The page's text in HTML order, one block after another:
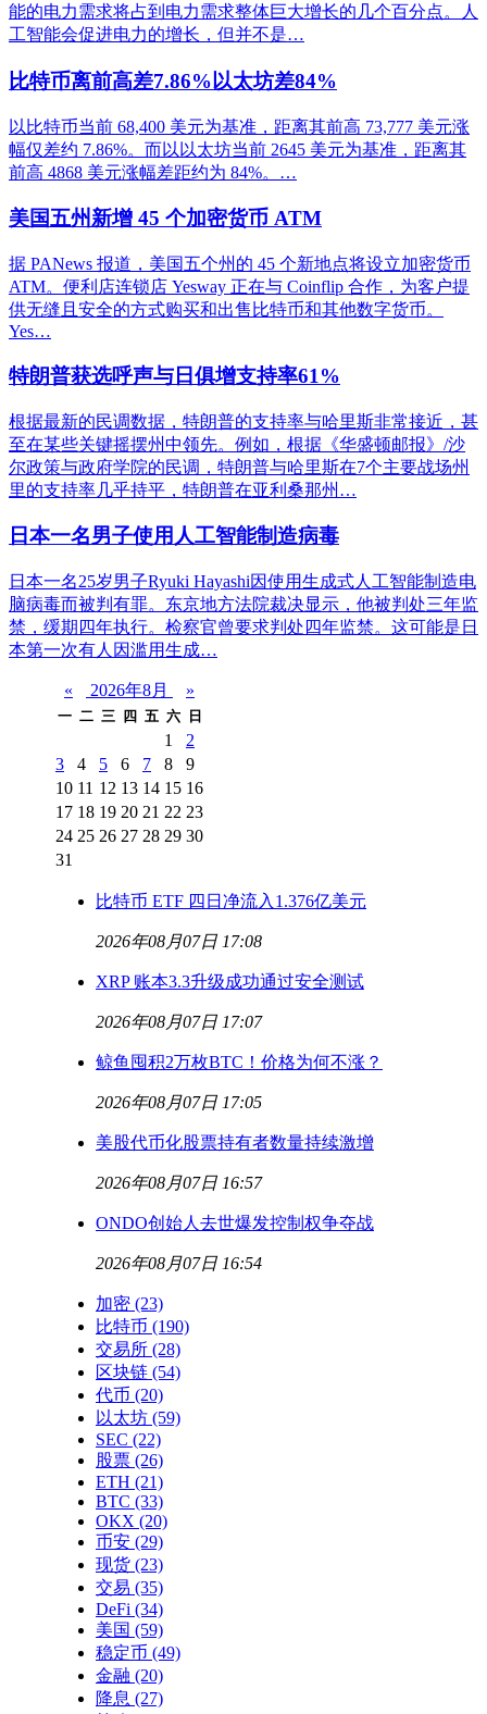
能的电力需求将占到电力需求整体巨大增长的几个百分点。人
工智能会促进电力的增长，但并不是…
比特币离前高差7.86%以太坊差84%
以比特币当前 68,400 美元为基准，距离其前高 73,777 美元涨
幅仅差约 7.86%。而以以太坊当前 2645 美元为基准，距离其
前高 4868 美元涨幅差距约为 84%。…
美国五州新增 45 个加密货币 ATM
据 PANews 报道，美国五个州的 45 个新地点将设立加密货币
ATM。便利店连锁店 Yesway 正在与 Coinflip 合作，为客户提
供无缝且安全的方式购买和出售比特币和其他数字货币。
Yes…
特朗普获选呼声与日俱增支持率61%
根据最新的民调数据，特朗普的支持率与哈里斯非常接近，甚
至在某些关键摇摆州中领先。例如，根据《华盛顿邮报》/沙
尔政策与政府学院的民调，特朗普与哈里斯在7个主要战场州
里的支持率几乎持平，特朗普在亚利桑那州…
日本一名男子使用人工智能制造病毒
日本一名25岁男子Ryuki Hayashi因使用生成式人工智能制造电
脑病毒而被判有罪。东京地方法院裁决显示，他被判处三年监
禁，缓期四年执行。检察官曾要求判处四年监禁。这可能是日
本第一次有人因滥用生成…
« 2026年8月 »
一 二 三 四 五 六 日
1
2
3
4 5 6 7 8
9
10 11 12 13 14 15 16
17 18 19 20 21 22 23
24 25 26 27 28 29 30
31
比特币 ETF 四日净流入1.376亿美元
2026年08月07日 17:08
XRP 账本3.3升级成功通过安全测试
2026年08月07日 17:07
鲸鱼囤积2万枚BTC！价格为何不涨？
2026年08月07日 17:05
美股代币化股票持有者数量持续激增
2026年08月07日 16:57
ONDO创始人去世爆发控制权争夺战
2026年08月07日 16:54
加密 (23)
比特币 (190)
交易所 (28)
区块链 (54)
代币 (20)
以太坊 (59)
SEC (22)
股票 (26)
ETH (21)
BTC (33)
OKX (20)
币安 (29)
现货 (23)
交易 (35)
DeFi (34)
美国 (59)
稳定币 (49)
金融 (20)
降息 (27)